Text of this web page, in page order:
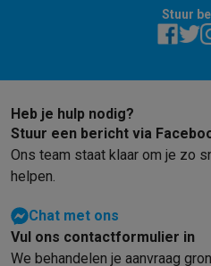
Stuur
Heb je hulp nodig?
Stuur een bericht via
Ons team staat klaar om je zo
helpen.
Chat met ons
Vul ons contactformulier in
We behandelen je aanvraag